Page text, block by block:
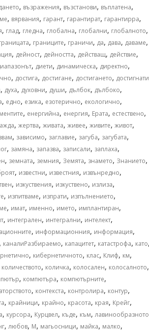
, възражения, възстанови, въплатена,
, вярвания, гарант, гарантират, гарантирра,
, глад, гледна, глобална, глобални, глобалното,
, границите, граничи, да, дава, даваме,
, дейност, дейността, действащ, действие,
, диети, динамическа, директно,
, достига, достигане, достигането, достигнати
, духа, духовни, души, дълбок, дълбоко,
, едно, езика, езотерично, екологично,
, енергийна, енергия, Ерата, естествено,
, жертва, живата, живее, живите, живот,
, зависимо, заглавие, загуба, загубата,
, замяна, запазва, записали, заплаха,
, земната, земния, Земята, знамето, Знанието,
, известни, известния, извънредно,
, изкуствения, изкуствено, излиза,
, изпитваме, изпрати, изпълнението,
, имат, именно, името, имплантиран,
, интегрален, интегрални, интелект,
, информационния, информация,
, каналиРазбираемо, капацитет, катастрофа, като,
, кибернетичното, клас, Клиф, км,
количеството, количка, колосален, колосалното,
, компютъра, компютърните,
, контекста, контролира, контур,
, крайници, крайно, красота, края, Крейг,
, курсора, Курцвел, къде, към, лавинообразното
, любов, М, магьосници, майка, малко,